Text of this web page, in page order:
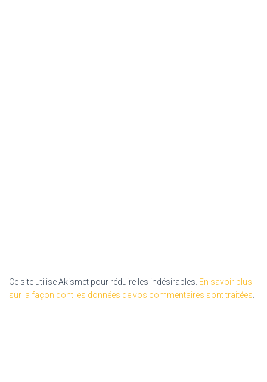
Ce site utilise Akismet pour réduire les indésirables. En savoir plus
sur la façon dont les données de vos commentaires sont traitées